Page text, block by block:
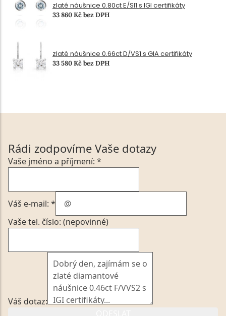
zlaté náušnice 0.80ct E/SI1 s IGI certifikáty
33 860 Kč bez DPH
zlaté náušnice 0.66ct D/VS1 s GIA certifikáty
33 580 Kč bez DPH
Rádi zodpovíme Vaše dotazy
Vaše jméno a příjmení: *
Váš e-mail: *
Vaše tel. číslo: (nepovinné)
Váš dotaz: